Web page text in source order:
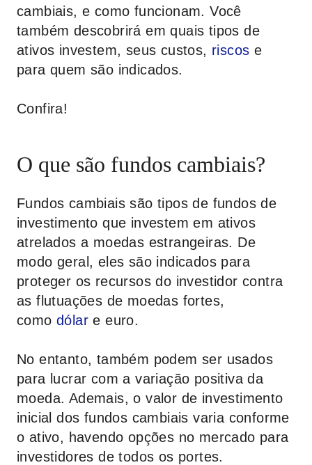
cambiais, e como funcionam. Você
também descobrirá em quais tipos de
ativos investem, seus custos, riscos e
para quem são indicados.
Confira!
O que são fundos cambiais?
Fundos cambiais são tipos de fundos de
investimento que investem em ativos
atrelados a moedas estrangeiras. De
modo geral, eles são indicados para
proteger os recursos do investidor contra
as flutuações de moedas fortes,
como dólar e euro.
No entanto, também podem ser usados
para lucrar com a variação positiva da
moeda. Ademais, o valor de investimento
inicial dos fundos cambiais varia conforme
o ativo, havendo opções no mercado para
investidores de todos os portes.